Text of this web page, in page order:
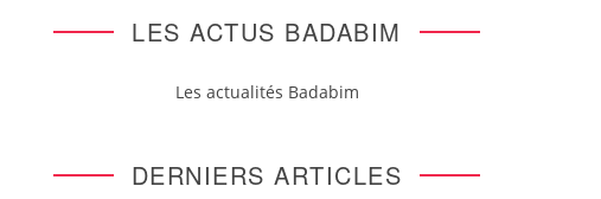
LES ACTUS BADABIM
Les actualités Badabim
DERNIERS ARTICLES